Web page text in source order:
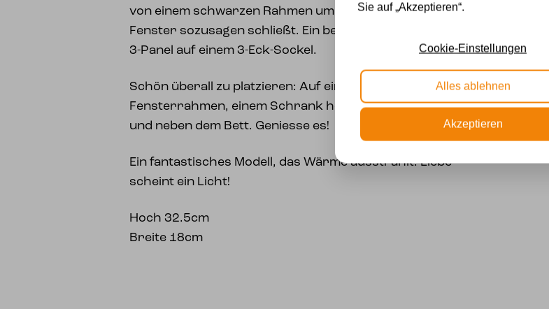
von einem schwarzen Rahmen umgeben, der die
Fenster sozusagen schließt. Ein berühmtes Design als
3-Panel auf einem 3-Eck-Sockel.
Schön überall zu platzieren: Auf einem Tisch, im
Fensterrahmen, einem Schrank hoch oder niedrig
und neben dem Bett. Geniesse es!
Ein fantastisches Modell, das Wärme ausstrahlt. Liebe
scheint ein Licht!
Hoch 32.5cm
Breite 18cm
Sie auf „Akzeptieren“.
Cookie-Einstellungen
Alles ablehnen
Akzeptieren